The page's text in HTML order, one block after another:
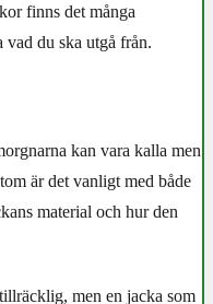
finns det många
vad du ska utgå från.
kan vara kalla men
är det vanligt med både
material och hur den
men en jacka som